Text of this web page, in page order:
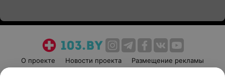
О проекте Новости проекта
Размещение рекламы